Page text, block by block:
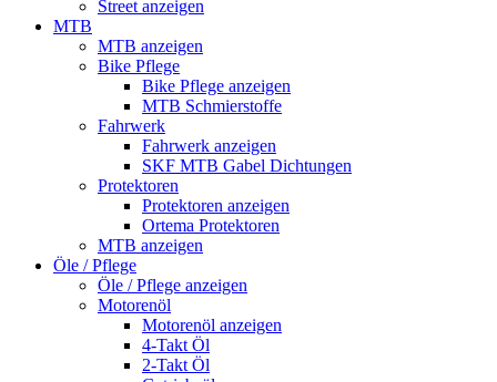
Street anzeigen
MTB
MTB anzeigen
Bike Pflege
Bike Pflege anzeigen
MTB Schmierstoffe
Fahrwerk
Fahrwerk anzeigen
SKF MTB Gabel Dichtungen
Protektoren
Protektoren anzeigen
Ortema Protektoren
MTB anzeigen
Öle / Pflege
Öle / Pflege anzeigen
Motorenöl
Motorenöl anzeigen
4-Takt Öl
2-Takt Öl